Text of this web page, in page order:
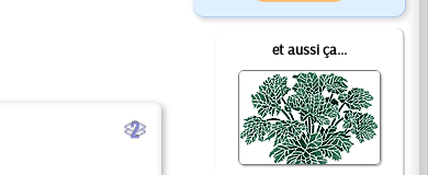
et aussi ça...
b